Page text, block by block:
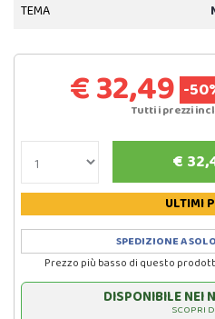
TEMA
€ 32,49 -
Tutti i prezzi
€
ULTIMI
SPEDIZIONE A
Prezzo più basso di questo
DISPONIBILE NEI
SCOPRI